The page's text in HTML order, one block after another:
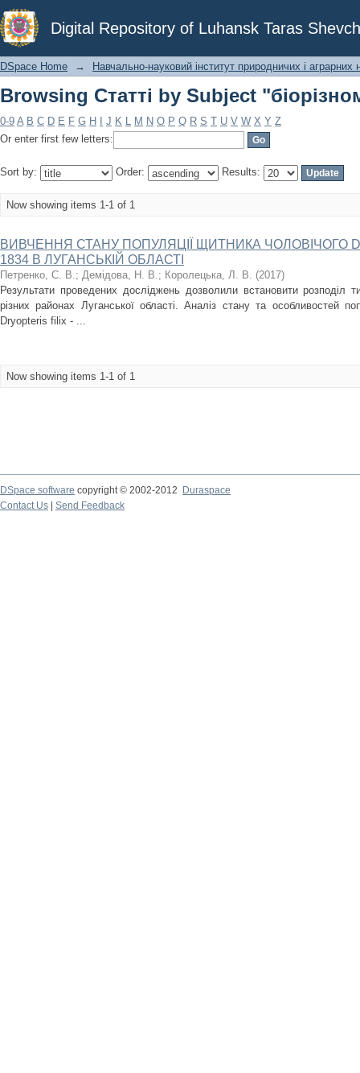
Digital Repository of Luhansk Taras
Browsing Статті by Subject
DSpace Home → Навчально-науковий інститут природничих і аграрних
Browsing Статті by Subject
0-9 A B C D E F G H J K L M N O P Q R S T U V W X Y Z
Or enter first few letters:
Sort by: Order: Results:
Now showing items 1-1 of 1
ВИВЧЕННЯ СТАНУ ПОПУЛЯЦІЇ ЩИТНИКА ЧОЛОВІЧОГО
1834 В ЛУГАНСЬКІЙ ОБЛАСТІ
Петренко, С. В.; Демідова, Н. В.; Королецька, Л. В. (2017)
Результати проведених досліджень дозволили встановити розподіл
різних районах Луганської області. Аналіз стану та особливостей
Dryopteris filix - ...
Now showing items 1-1 of 1
DSpace software copyright © 2002-2012
Duraspace
Contact Us
Send Feedback